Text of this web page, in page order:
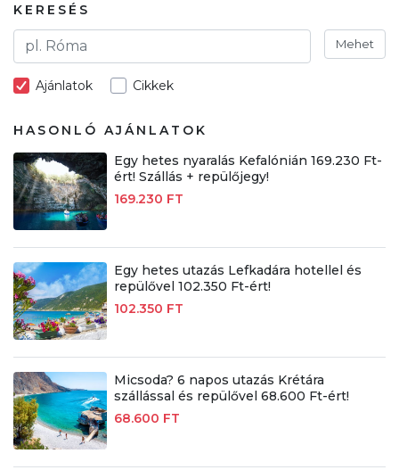
KERESÉS
Mehet
Ajánlatok Cikkek
HASONLÓ AJÁNLATOK
Egy hetes nyaralás Kefalónián 169.230 Ft-
ért! Szállás + repülőjegy!
169.230 FT
Egy hetes utazás Lefkadára hotellel és
repülővel 102.350 Ft-ért!
102.350 FT
Micsoda? 6 napos utazás Krétára
szállással és repülővel 68.600 Ft-ért!
68.600 FT